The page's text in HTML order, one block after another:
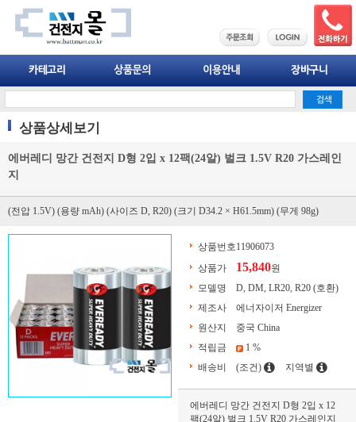
상품상세보기
에버레디 망간 건전지 D형 2입 x 12팩(24알) 벌크 1.5V R20 가스레인
지
(전압 1.5V) (용량 mAh) (사이즈 D, R20) (크기 D34.2 × H61.5mm) (무게 98g)
상품번호11906073
상품가
15,840원
모델명
D, DM, LR20, R20 (호환)
제조사
에너자이저 Energizer
원산지
중국 China
적립금
1 %
배송비
(조건) 지역별
에버레디 망간 건전지 D형 2입 x 12
팩(24알) 벌크 1.5V R20 가스레인지